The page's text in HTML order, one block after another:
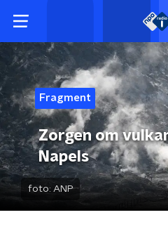
Fragment
Zorgen om
Napels
foto: ANP